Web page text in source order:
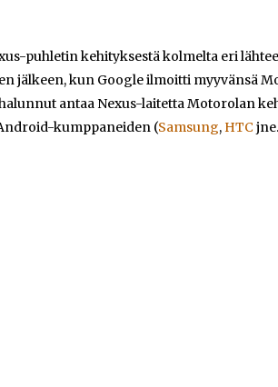
puhletin kehityksestä kolmelta eri
jälkeen, kun Google ilmoitti myyvänsä
antaa Nexus-laitetta Motorolan
kumppaneiden (Samsung, HTC